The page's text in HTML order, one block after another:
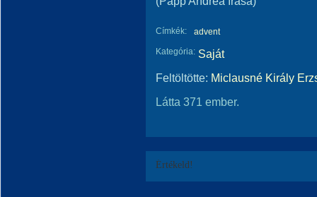
Címkék:
advent
Kategória: Saját
Feltöltötte: Miclausné Király
Látta 371 ember.
Értékeld!